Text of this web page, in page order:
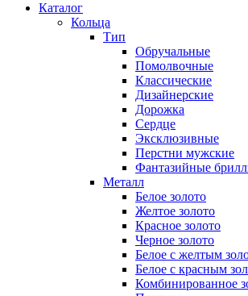
Каталог
Кольца
Тип
Обручальные
Помолвочные
Классические
Дизайнерские
Дорожка
Сердце
Эксклюзивные
Перстни мужские
Фантазийные
Металл
Белое золото
Желтое золото
Красное золото
Черное золото
Белое с желтым
Белое с красным
Комбинированное